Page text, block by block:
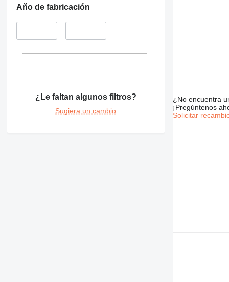
Año de fabricación
–
¿Le faltan algunos filtros?
Sugiera un cambio
¿No encuentra
¡Pregúntenos
Solicitar